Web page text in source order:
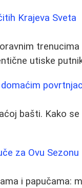
Krajeva Sveta
utiske
bašti. Kako
za Ovu Sezonu
i papučama: